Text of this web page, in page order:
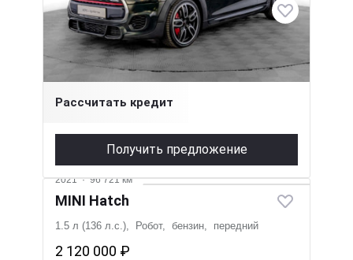
MINI Hatch
2 л (231 л.с.), АКПП, бензин, передний
2 020 000 ₽
Рассчитать кредит
Получить предложение
2021·96 721 км
MINI Hatch
1.5 л (136 л.с.), Робот, бензин, передний
2 120 000 ₽